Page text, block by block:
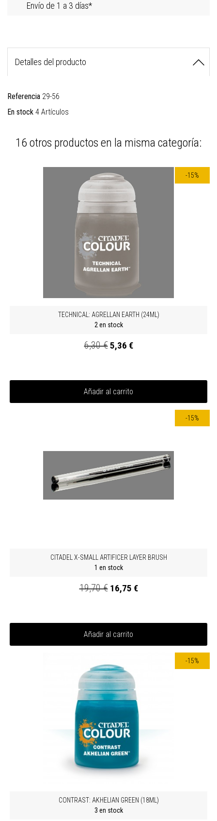
Envío de 1 a 3 días*
Detalles del producto
Referencia 29-56
En stock 4 Artículos
16 otros productos en la misma categoría:
-15%
TECHNICAL: AGRELLAN EARTH (24ML)
2 en stock
6,30 €5,36 €
Añadir al carrito
-15%
CITADEL X-SMALL ARTIFICER LAYER BRUSH
1 en stock
19,70 € 16,75 €
Añadir al carrito
-15%
CONTRAST: AKHELIAN GREEN (18ML)
3 en stock